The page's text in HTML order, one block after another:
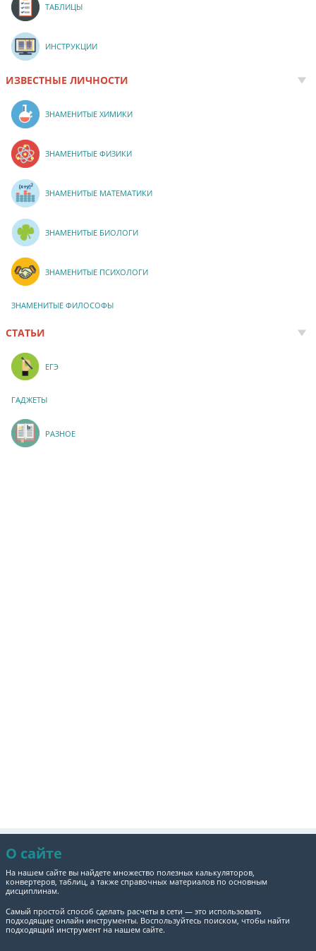
ТАБЛИЦЫ
ИНСТРУКЦИИ
ИЗВЕСТНЫЕ ЛИЧНОСТИ
ЗНАМЕНИТЫЕ ХИМИКИ
ЗНАМЕНИТЫЕ ФИЗИКИ
ЗНАМЕНИТЫЕ МАТЕМАТИКИ
ЗНАМЕНИТЫЕ БИОЛОГИ
ЗНАМЕНИТЫЕ ПСИХОЛОГИ
ЗНАМЕНИТЫЕ ФИЛОСОФЫ
СТАТЬИ
ЕГЭ
ГАДЖЕТЫ
РАЗНОЕ
О сайте
На нашем сайте вы найдете множество полезных калькуляторов,
конвертеров, таблиц, а также справочных материалов по основным
дисциплинам.
Самый простой способ сделать расчеты в сети — это использовать
подходящие онлайн инструменты. Воспользуйтесь поиском, чтобы найти
подходящий инструмент на нашем сайте.